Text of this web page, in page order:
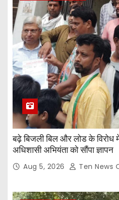
बढ़े बिजली बिल और लोड के विरोध
अधिशासी अभियंता को सौंपा ज्ञापन
Aug 5, 2026 Ten News